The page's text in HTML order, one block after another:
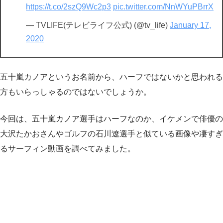
https://t.co/2szQ9Wc2p3 pic.twitter.com/NnWYuPBrrX
— TVLIFE(テレビライフ公式) (@tv_life) January 17,
2020
五十嵐カノアというお名前から、ハーフではないかと思われる
方もいらっしゃるのではないでしょうか。
今回は、五十嵐カノア選手はハーフなのか、イケメンで俳優の
大沢たかおさんやゴルフの石川遼選手と似ている画像や凄すぎ
るサーフィン動画を調べてみました。